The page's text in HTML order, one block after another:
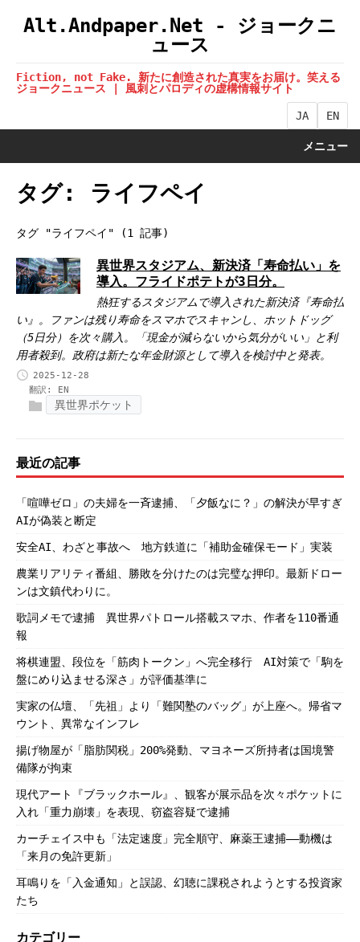
Alt.Andpaper.Net - ジョークニ
ュース
Fiction, not Fake. 新たに創造された真実をお届け。笑える
ジョークニュース | 風刺とパロディの虚構情報サイト
JA EN
メニュー
タグ: ライフペイ
タグ "ライフペイ" (1 記事)
異世界スタジアム、新決済「寿命払い」を
導入。フライドポテトが3日分。
熱狂するスタジアムで導入された新決済『寿命払
い』。ファンは残り寿命をスマホでスキャンし、ホットドッグ
（5日分）を次々購入。「現金が減らないから気分がいい」と利
用者殺到。政府は新たな年金財源として導入を検討中と発表。
2025-12-28
翻訳: EN
異世界ポケット
最近の記事
「喧嘩ゼロ」の夫婦を一斉逮捕、「夕飯なに？」の解決が早すぎ
AIが偽装と断定
安全AI、わざと事故へ 地方鉄道に「補助金確保モード」実装
農業リアリティ番組、勝敗を分けたのは完璧な押印。最新ドロー
ンは文鎮代わりに。
歌詞メモで逮捕 異世界パトロール搭載スマホ、作者を110番通
報
将棋連盟、段位を「筋肉トークン」へ完全移行 AI対策で「駒を
盤にめり込ませる深さ」が評価基準に
実家の仏壇、「先祖」より「難関塾のバッグ」が上座へ。帰省マ
ウント、異常なインフレ
揚げ物屋が「脂肪関税」200%発動、マヨネーズ所持者は国境警
備隊が拘束
現代アート『ブラックホール』、観客が展示品を次々ポケットに
入れ「重力崩壊」を表現、窃盗容疑で逮捕
カーチェイス中も「法定速度」完全順守、麻薬王逮捕――動機は
「来月の免許更新」
耳鳴りを「入金通知」と誤認、幻聴に課税されようとする投資家
たち
カテゴリー